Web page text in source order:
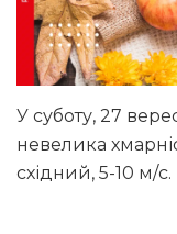
У суботу, 27
невелика
східний, 5-10 м/с.